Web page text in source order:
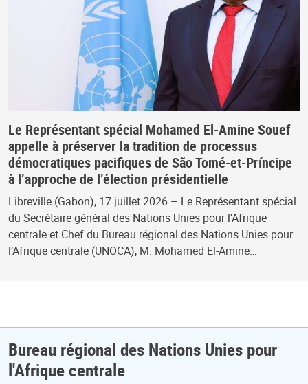
Le Représentant spécial Mohamed El-Amine Souef
appelle à préserver la tradition de processus
démocratiques pacifiques de São Tomé-et-Príncipe
à l’approche de l’élection présidentielle
Libreville (Gabon), 17 juillet 2026 – Le Représentant spécial
du Secrétaire général des Nations Unies pour l’Afrique
centrale et Chef du Bureau régional des Nations Unies pour
l’Afrique centrale (UNOCA), M. Mohamed El-Amine…
Bureau régional des Nations Unies pour
l'Afrique centrale